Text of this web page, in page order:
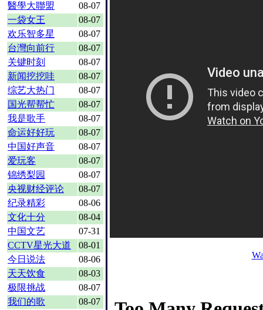
醫學大聯盟
08-07
一袋女王
08-07
欢乐智多星
08-07
台灣向前行
08-07
关键时刻
08-07
新闻挖挖哇
08-07
综艺大热门
08-07
国光帮帮忙
08-07
我是歌手
08-07
命运好好玩
08-07
中国好声音
08-07
爱玩客
08-07
锦绣梨园
08-07
央视财经评论
08-07
纪录精彩
08-06
文化十分
08-04
中国文艺
07-31
CCTV星光大道
08-01
今日说法
08-06
天天饮食
08-03
极限挑战
08-07
我们的歌
08-07